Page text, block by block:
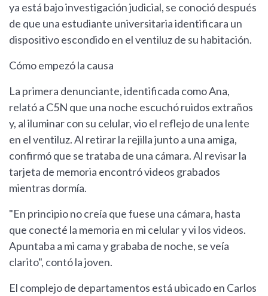
ya está bajo investigación judicial, se conoció después
de que una estudiante universitaria identificara un
dispositivo escondido en el ventiluz de su habitación.
Cómo empezó la causa
La primera denunciante, identificada como Ana,
relató a C5N que una noche escuchó ruidos extraños
y, al iluminar con su celular, vio el reflejo de una lente
en el ventiluz. Al retirar la rejilla junto a una amiga,
confirmó que se trataba de una cámara. Al revisar la
tarjeta de memoria encontró videos grabados
mientras dormía.
"En principio no creía que fuese una cámara, hasta
que conecté la memoria en mi celular y vi los videos.
Apuntaba a mi cama y grababa de noche, se veía
clarito", contó la joven.
El complejo de departamentos está ubicado en Carlos